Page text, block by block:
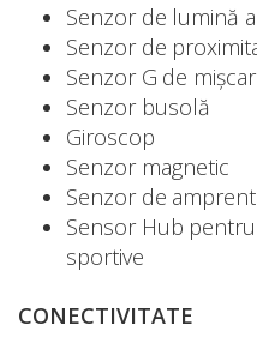
Senzor de lumină
Senzor de
Senzor G de
Senzor busolă
Giroscop
Senzor magnetic
Senzor de
Sensor Hub
sportive
CONECTIVITATE